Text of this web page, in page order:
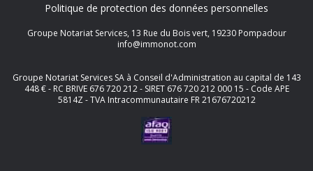
Politique de protection des données personnelles
Groupe Notariat Services, 13 Rue du Bois vert, 19230 Pompadour
info@immonot.com
Groupe Notariat Services SA à Conseil d'Administration au capital de 143
448 € - RC BRIVE 676 720 212 - SIRET 676 720 212 000 15 - Code APE
5814Z - TVA Intracommunautaire FR 21676720212